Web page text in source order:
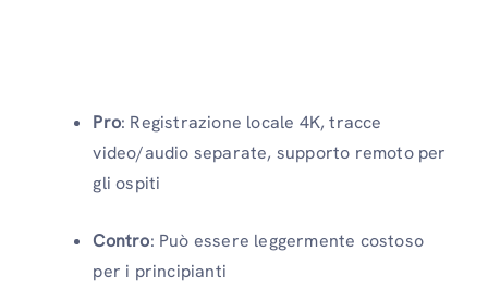
Pro: Registrazione locale 4K, tracce
video/audio separate, supporto remoto per
gli ospiti
Contro: Può essere leggermente costoso
per i principianti